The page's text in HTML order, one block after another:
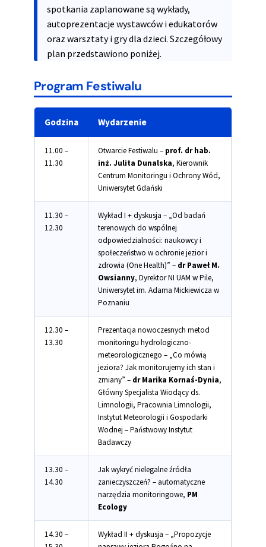
spotkania zaplanowane są wykłady,
autoprezentacje wystawców i edukatorów
oraz warsztaty i gry dla dzieci. Szczegółowy
plan przedstawiono poniżej.
Program Festiwalu
Godzina Wydarzenie
11.00 –
11.30
Otwarcie Festiwalu – prof. dr hab.
inż. Julita Dunalska, Kierownik
Centrum Monitoringu i Ochrony Wód,
Uniwersytet Gdański
11.30 –
12.30
Wykład I + dyskusja – „Od badań
terenowych do wspólnej
odpowiedzialności: naukowcy i
społeczeństwo w ochronie jezior i
zdrowia (One Health)” – dr Paweł M.
Owsianny, Dyrektor NI UAM w Pile,
Uniwersytet im. Adama Mickiewicza w
Poznaniu
12.30 –
13.30
Prezentacja nowoczesnych metod
monitoringu hydrologiczno-
meteorologicznego – „Co mówią
jeziora? Jak monitorujemy ich stan i
zmiany” – dr Marika Kornaś-Dynia,
Główny Specjalista Wiodący ds.
Limnologii, Pracownia Limnologii,
Instytut Meteorologii i Gospodarki
Wodnej – Państwowy Instytut
Badawczy
13.30 –
14.30
Jak wykryć nielegalne źródła
zanieczyszczeń? – automatyczne
narzędzia monitoringowe, PM
Ecology
14.30 –
Wykład II + dyskusja – „Propozycje